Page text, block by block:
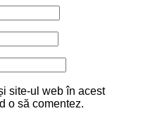
site-ul web în acest
o să comentez.